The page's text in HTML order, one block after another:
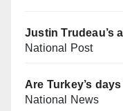
Justin Trudeau’s
National Post
Are Turkey’s
National News